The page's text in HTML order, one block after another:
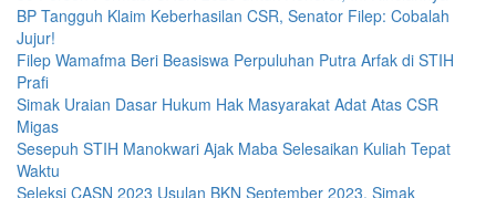
BP Tangguh Klaim Keberhasilan CSR, Senator Filep: Cobalah
Jujur!
Filep Wamafma Beri Beasiswa Perpuluhan Putra Arfak di STIH
Prafi
Simak Uraian Dasar Hukum Hak Masyarakat Adat Atas CSR
Migas
Sesepuh STIH Manokwari Ajak Maba Selesaikan Kuliah Tepat
Waktu
Seleksi CASN 2023 Usulan BKN September 2023, Simak